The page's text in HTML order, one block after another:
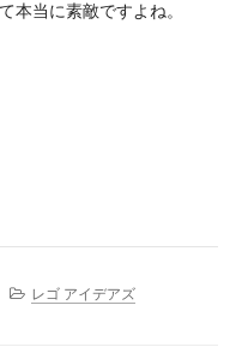
本当に素敵ですよね。
レゴ アイデアズ